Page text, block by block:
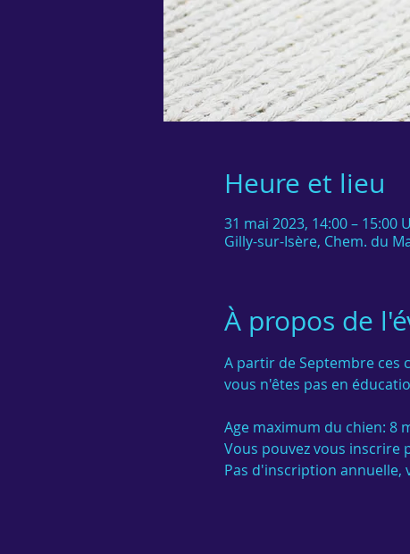
Heure et lieu
31 mai 2023, 14:00 – 15:00
Gilly-sur-Isère, Chem. du
À propos de
A partir de Septembre ces
vous n'êtes pas en
Age maximum du chien: 8